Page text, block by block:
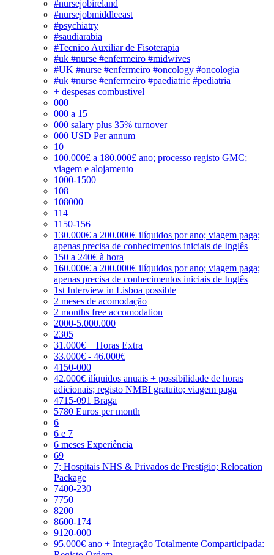
#nursejobireland
#nursejobmiddleeast
#psychiatry
#saudiarabia
#Tecnico Auxiliar de Fisoterapia
#uk #nurse #enfermeiro #midwives
#UK #nurse #enfermeiro #oncology #oncologia
#uk #nurse #enfermeiro #paediatric #pediatria
+ despesas combustivel
000
000 a 15
000 salary plus 35% turnover
000 USD Per annum
10
100.000£ a 180.000£ ano; processo registo GMC;
viagem e alojamento
1000-1500
108
108000
114
1150-156
130.000€ a 200.000€ ilíquidos por ano; viagem paga;
apenas precisa de conhecimentos iniciais de Inglês
150 a 240€ à hora
160.000€ a 200.000€ ilíquidos por ano; viagem paga;
apenas precisa de conhecimentos iniciais de Inglês
1st Interview in Lisboa possible
2 meses de acomodação
2 months free accomodation
2000-5.000.000
2305
31.000€ + Horas Extra
33.000€ - 46.000€
4150-000
42.000€ ilíquidos anuais + possibilidade de horas
adicionais; registo NMBI gratuito; viagem paga
4715-091 Braga
5780 Euros per month
6
6 e 7
6 meses Experiência
69
7; Hospitais NHS & Privados de Prestígio; Relocation
Package
7400-230
7750
8200
8600-174
9120-000
95.000€ ano + Integração Totalmente Comparticipada: